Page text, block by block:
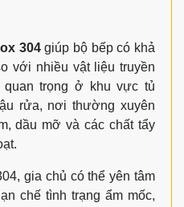
304giúp bộ bếp có khả
với nhiều vật liệu truyền
trọng ở khu vực tủ
rửa, nơi thường xuyên
dầu mỡ và các chất tẩy
gia chủ có thể yên tâm
chế tình trạng ẩm mốc,